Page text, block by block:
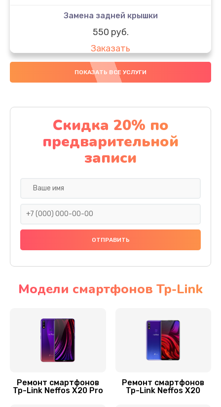
Замена задней крышки
550 руб.
Заказать
Замена аккумулятора
Заказать
Ремонт сим лотка
600 руб.
Заказать
Замена материнской платы
Ремонт динамика
Заказать
ПОКАЗАТЬ ВСЕ УСЛУГИ
Скидка 20% по
предварительной
записи
Модели смартфонов Tp-Link
Ремонт смартфонов
Tp-Link Neffos X20 Pro
Ремонт смартфонов
Tp-Link Neffos X20